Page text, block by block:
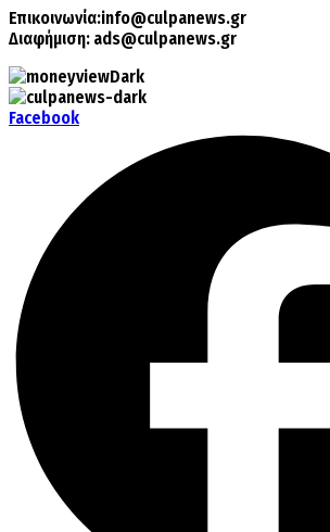
Επικοινωνία:info@culpanews.gr
Διαφήμιση: ads@culpanews.gr
Facebook